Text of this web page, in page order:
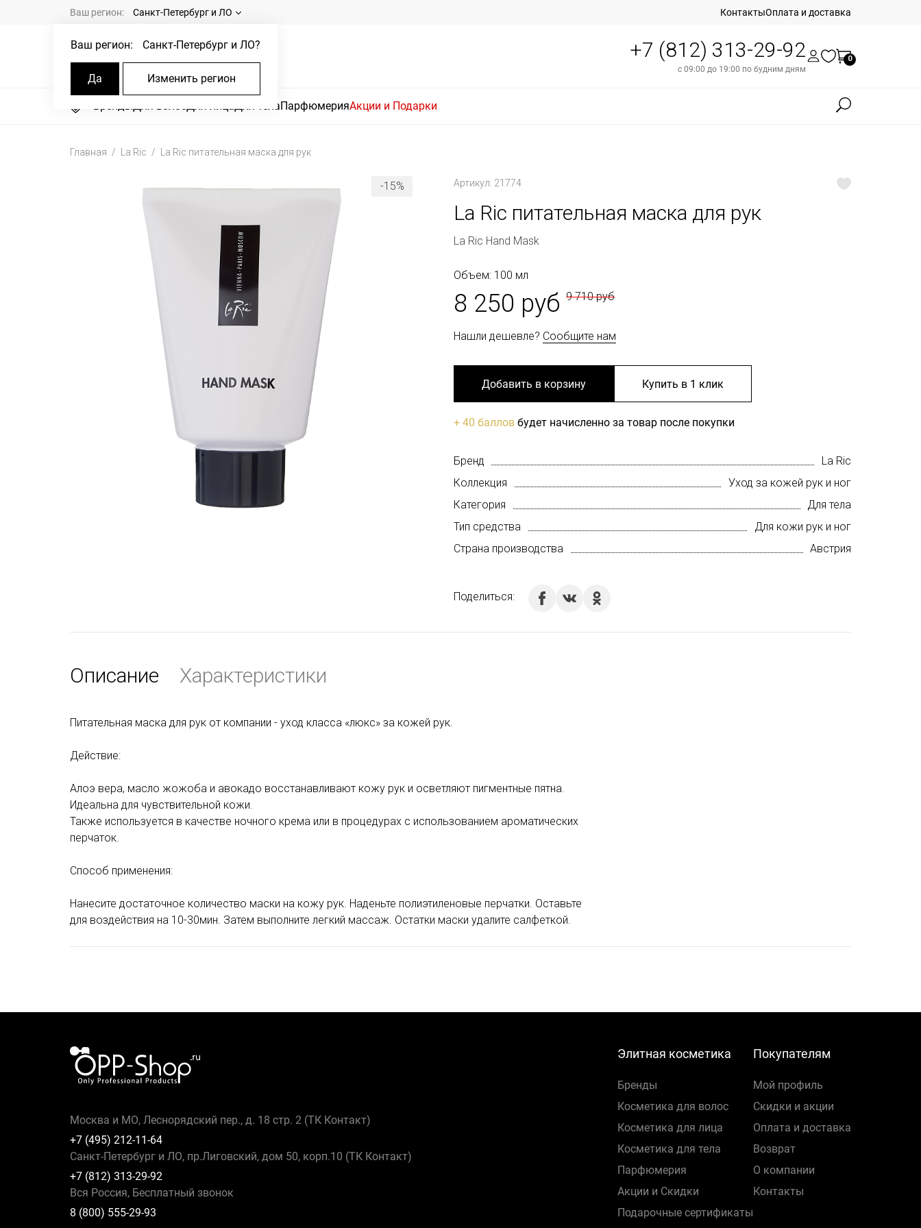
Ваш регион: Санкт-Петербург и ЛО
Ваш регион: Санкт-Петербург и ЛО?
Да Изменить регион
КонтактыОплата и доставка
+7 (812) 313-29-92
с 09:00 до 19:00 по будним дням
0
БрендыДля волосДля лицаДля телаПарфюмерияАкции и Подарки
Главная La Ric La Ric питательная маска для рук
-15% Артикул: 21774
La Ric питательная маска для рук
La Ric Hand Mask
Объем: 100 мл
8 250 руб 9 710 руб
Нашли дешевле? Сообщите нам
Добавить в корзину Купить в 1 клик
+ 40 баллов будет начисленно за товар после покупки
Бренд
La Ric
Коллекция
Уход за кожей рук и ног
Категория
Для тела
Тип средства
Для кожи рук и ног
Страна производства
Австрия
Поделиться:
Описание Характеристики
Питательная маска для рук от компании - уход класса «люкс» за кожей рук.
Действие:
Алоэ вера, масло жожоба и авокадо восстанавливают кожу рук и осветляют пигментные пятна.
Идеальна для чувствительной кожи.
Также используется в качестве ночного крема или в процедурах с использованием ароматических
перчаток.
Способ применения:
Нанесите достаточное количество маски на кожу рук. Наденьте полиэтиленовые перчатки. Оставьте
для воздействия на 10-30мин. Затем выполните легкий массаж. Остатки маски удалите салфеткой.
Москва и МО, Леснорядский пер., д. 18 стр. 2 (ТК Контакт)
+7 (495) 212-11-64
Санкт-Петербург и ЛО, пр.Лиговский, дом 50, корп.10 (ТК Контакт)
+7 (812) 313-29-92
Вся Россия, Бесплатный звонок
8 (800) 555-29-93
Элитная косметика
Бренды
Косметика для волос
Косметика для лица
Косметика для тела
Парфюмерия
Акции и Скидки
Подарочные сертификаты
Покупателям
Мой профиль
Скидки и акции
Оплата и доставка
Возврат
О компании
Контакты